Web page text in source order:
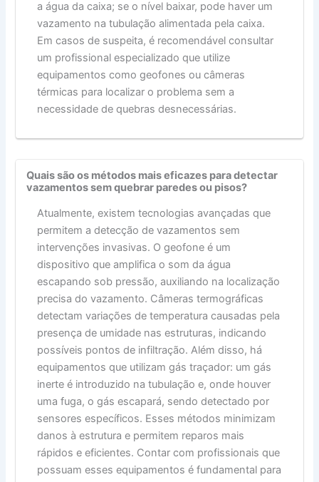
a água da caixa; se o nível baixar, pode haver um
vazamento na tubulação alimentada pela caixa.
Em casos de suspeita, é recomendável consultar
um profissional especializado que utilize
equipamentos como geofones ou câmeras
térmicas para localizar o problema sem a
necessidade de quebras desnecessárias.
Quais são os métodos mais eficazes para detectar
vazamentos sem quebrar paredes ou pisos?
Atualmente, existem tecnologias avançadas que
permitem a detecção de vazamentos sem
intervenções invasivas. O geofone é um
dispositivo que amplifica o som da água
escapando sob pressão, auxiliando na localização
precisa do vazamento. Câmeras termográficas
detectam variações de temperatura causadas pela
presença de umidade nas estruturas, indicando
possíveis pontos de infiltração. Além disso, há
equipamentos que utilizam gás traçador: um gás
inerte é introduzido na tubulação e, onde houver
uma fuga, o gás escapará, sendo detectado por
sensores específicos. Esses métodos minimizam
danos à estrutura e permitem reparos mais
rápidos e eficientes. Contar com profissionais que
possuam esses equipamentos é fundamental para